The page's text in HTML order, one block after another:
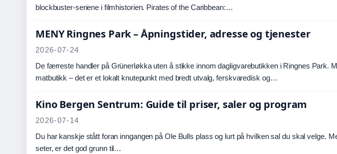
blockbuster-seriene i filmhistorien. Pirates of the Caribbean:…
MENY Ringnes Park – Åpningstider, adresse og tjenester
2026-07-24
De færreste handler på Grünerløkka uten å stikke innom dagligvarebutikken i Ringnes Park.
matbutikk – det er et lokalt knutepunkt med bredt utvalg, ferskvaredisk og…
Kino Bergen Sentrum: Guide til priser, saler og program
2026-07-14
Du har kanskje stått foran inngangen på Ole Bulls plass og lurt på hvilken sal du skal velge.
seter, er det god grunn til…